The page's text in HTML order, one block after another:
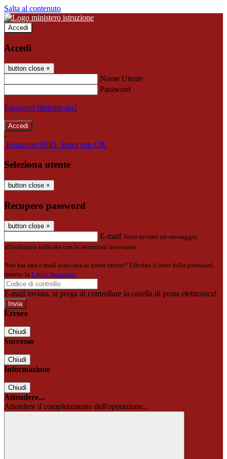
Salta al contenuto
Accedi
Accedi
button close ×
Nome Utente
Password
Password dimenticata?
-
Entra con SPID Entra con CIE
Seleziona utente
button close ×
Recupero password
button close ×
E-mail Verrà inviato un messaggio
all'indirizzo indicato con le istruzioni necessarie.
Non hai una e-mail associata al nome utente? Effettua il reset della password
tramite la Login Spaggiari
E-mail inviata, si prega di controllare la casella di posta elettronica!
Errore
Chiudi
Successo
Chiudi
Informazione
Chiudi
Attendere...
Attendere il completamento dell'operazione...